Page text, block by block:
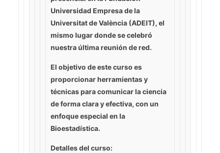
Universidad Empresa de la
Universitat de València (ADEIT), el
mismo lugar donde se celebró
nuestra última reunión de red.
El objetivo de este curso es
proporcionar herramientas y
técnicas para comunicar la ciencia
de forma clara y efectiva, con un
enfoque especial en la
Bioestadística.
Detalles del curso: